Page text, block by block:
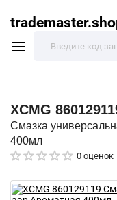
XCMG
Смазка
400мл
0 оценок